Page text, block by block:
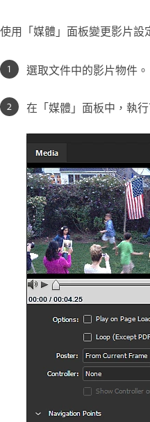
使用「媒體」面板變更影片設
選取文件中的影片物件。
在「媒體」面板中，執